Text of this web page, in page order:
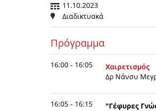
11.10.2023
Διαδικτυακά
Πρόγραμμα
16:00 - 16:05
Χαιρετισμός
Δρ Νάνσυ
16:05 - 16:15
"Γέφυρες